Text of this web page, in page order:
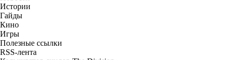
Истории
Гайды
Кино
Игры
Полезные ссылки
RSS-лента